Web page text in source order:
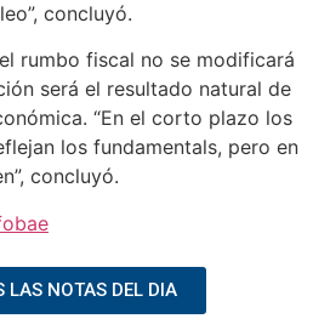
concluyó.
rumbo fiscal no se modificará
será el resultado natural de
“En el corto plazo los
los fundamentals, pero en
concluyó.
LAS NOTAS DEL DIA